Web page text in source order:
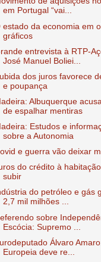
em Portugal “vai...
estado da economia em
gráficos
entrevista à RTP-
José Manuel Boliei...
dos juros favorece
e poupança
Albuquerque
de espalhar mentiras
Estudos e
sobre a Autonomia
e guerra vão deixar
do crédito à
subir
do petróleo e gás
2,7 mil milhões ...
sobre
Escócia: Supremo ...
Álvaro
Europeia deve re...